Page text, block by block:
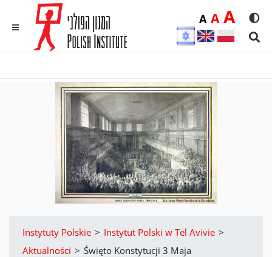
ADomyślna
AŚrednia
A
Instytuty Polskie > Instytut Polski w Tel Avivie >
Aktualności > Święto Konstytucji 3 Maja